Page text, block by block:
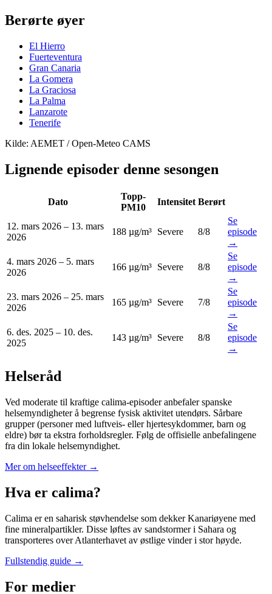
Berørte øyer
El Hierro
Fuerteventura
Gran Canaria
La Gomera
La Graciosa
La Palma
Lanzarote
Tenerife
Kilde: AEMET / Open-Meteo CAMS
Lignende episoder denne sesongen
Dato
Topp-
PM10
Intensitet Berørt
12. mars 2026 – 13. mars
2026
188 µg/m³ Severe 8/8
Se
episode
→
4. mars 2026 – 5. mars
2026
166 µg/m³ Severe 8/8
Se
episode
→
23. mars 2026 – 25. mars
2026
165 µg/m³ Severe 7/8
Se
episode
→
6. des. 2025 – 10. des.
2025
143 µg/m³ Severe 8/8
Se
episode
→
Helseråd
Ved moderate til kraftige calima-episoder anbefaler spanske
helsemyndigheter å begrense fysisk aktivitet utendørs. Sårbare
grupper (personer med luftveis- eller hjertesykdommer, barn og
eldre) bør ta ekstra forholdsregler. Følg de offisielle anbefalingene
fra din lokale helsemyndighet.
Mer om helseeffekter→
Hva er calima?
Calima er en saharisk støvhendelse som dekker Kanariøyene med
fine mineralpartikler. Disse løftes av sandstormer i Sahara og
transporteres over Atlanterhavet av østlige vinder i stor høyde.
Fullstendig guide →
For medier